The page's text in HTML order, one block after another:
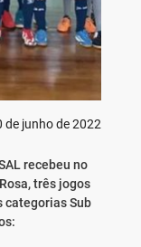
de junho de 2022
recebeu no
três jogos
categorias Sub